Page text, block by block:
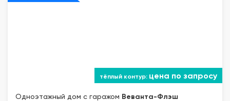
цена по запросу
Одноэтажный дом с гаражом Веванта-Флэш